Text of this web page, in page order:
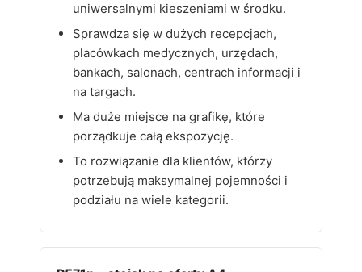
uniwersalnymi kieszeniami w środku.
Sprawdza się w dużych recepcjach,
placówkach medycznych, urzędach,
bankach, salonach, centrach informacji i
na targach.
Ma duże miejsce na grafikę, które
porządkuje całą ekspozycję.
To rozwiązanie dla klientów, którzy
potrzebują maksymalnej pojemności i
podziału na wiele kategorii.